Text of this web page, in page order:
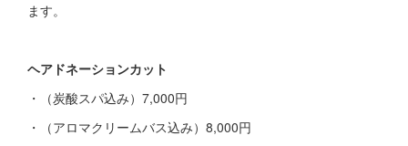
ます。
ヘアドネーションカット
・（炭酸スパ込み）7,000円
・（アロマクリームバス込み）8,000円